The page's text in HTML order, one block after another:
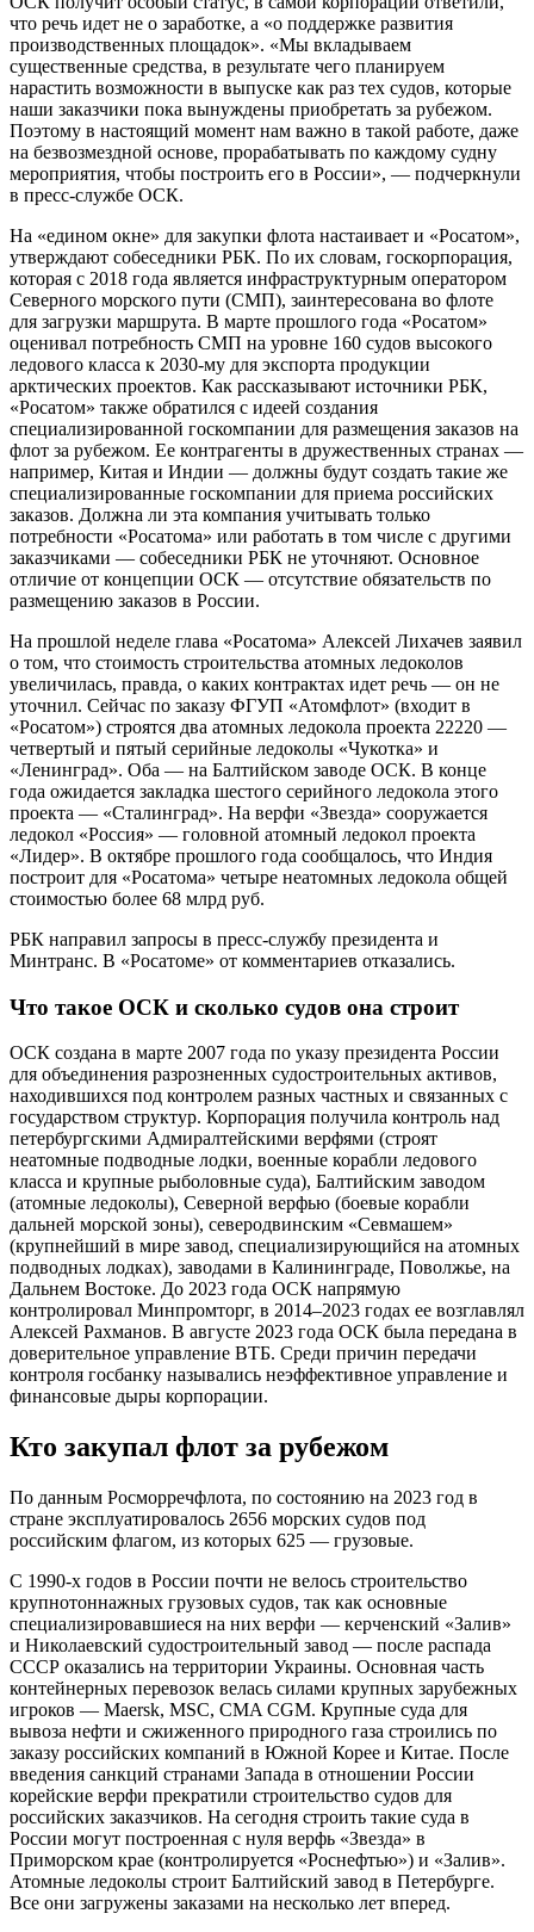
что речь идет не о заработке, а «о поддержке развития
производственных площадок». «Мы вкладываем
существенные средства, в результате чего планируем
нарастить возможности в выпуске как раз тех судов, которые
наши заказчики пока вынуждены приобретать за рубежом.
Поэтому в настоящий момент нам важно в такой работе, даже
на безвозмездной основе, прорабатывать по каждому судну
мероприятия, чтобы построить его в России», — подчеркнули
в пресс-службе ОСК.
На «едином окне» для закупки флота настаивает и «Росатом»,
утверждают собеседники РБК. По их словам, госкорпорация,
которая с 2018 года является инфраструктурным оператором
Северного морского пути (СМП), заинтересована во флоте
для загрузки маршрута. В марте прошлого года «Росатом»
оценивал потребность СМП на уровне 160 судов высокого
ледового класса к 2030-му для экспорта продукции
арктических проектов. Как рассказывают источники РБК,
«Росатом» также обратился с идеей создания
специализированной госкомпании для размещения заказов на
флот за рубежом. Ее контрагенты в дружественных странах —
например, Китая и Индии — должны будут создать такие же
специализированные госкомпании для приема российских
заказов. Должна ли эта компания учитывать только
потребности «Росатома» или работать в том числе с другими
заказчиками — собеседники РБК не уточняют. Основное
отличие от концепции ОСК — отсутствие обязательств по
размещению заказов в России.
На прошлой неделе глава «Росатома» Алексей Лихачев заявил
о том, что стоимость строительства атомных ледоколов
увеличилась, правда, о каких контрактах идет речь — он не
уточнил. Сейчас по заказу ФГУП «Атомфлот» (входит в
«Росатом») строятся два атомных ледокола проекта 22220 —
четвертый и пятый серийные ледоколы «Чукотка» и
«Ленинград». Оба — на Балтийском заводе ОСК. В конце
года ожидается закладка шестого серийного ледокола этого
проекта — «Сталинград». На верфи «Звезда» сооружается
ледокол «Россия» — головной атомный ледокол проекта
«Лидер». В октябре прошлого года сообщалось, что Индия
построит для «Росатома» четыре неатомных ледокола общей
стоимостью более 68 млрд руб.
РБК направил запросы в пресс-службу президента и
Минтранс. В «Росатоме» от комментариев отказались.
Что такое ОСК и сколько судов она строит
ОСК создана в марте 2007 года по указу президента России
для объединения разрозненных судостроительных активов,
находившихся под контролем разных частных и связанных с
государством структур. Корпорация получила контроль над
петербургскими Адмиралтейскими верфями (строят
неатомные подводные лодки, военные корабли ледового
класса и крупные рыболовные суда), Балтийским заводом
(атомные ледоколы), Северной верфью (боевые корабли
дальней морской зоны), северодвинским «Севмашем»
(крупнейший в мире завод, специализирующийся на атомных
подводных лодках), заводами в Калининграде, Поволжье, на
Дальнем Востоке. До 2023 года ОСК напрямую
контролировал Минпромторг, в 2014–2023 годах ее возглавлял
Алексей Рахманов. В августе 2023 года ОСК была передана в
доверительное управление ВТБ. Среди причин передачи
контроля госбанку назывались неэффективное управление и
финансовые дыры корпорации.
Кто закупал флот за рубежом
По данным Росморречфлота, по состоянию на 2023 год в
стране эксплуатировалось 2656 морских судов под
российским флагом, из которых 625 — грузовые.
С 1990-х годов в России почти не велось строительство
крупнотоннажных грузовых судов, так как основные
специализировавшиеся на них верфи — керченский «Залив»
и Николаевский судостроительный завод — после распада
СССР оказались на территории Украины. Основная часть
контейнерных перевозок велась силами крупных зарубежных
игроков — Maersk, MSC, CMA CGM. Крупные суда для
вывоза нефти и сжиженного природного газа строились по
заказу российских компаний в Южной Корее и Китае. После
введения санкций странами Запада в отношении России
корейские верфи прекратили строительство судов для
российских заказчиков. На сегодня строить такие суда в
России могут построенная с нуля верфь «Звезда» в
Приморском крае (контролируется «Роснефтью») и «Залив».
Атомные ледоколы строит Балтийский завод в Петербурге.
Все они загружены заказами на несколько лет вперед.